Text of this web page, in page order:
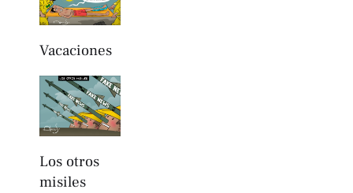
Vacaciones
Los otros
misiles